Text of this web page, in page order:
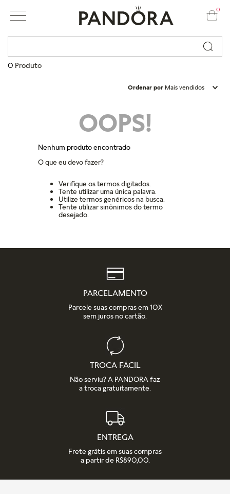
0
Busque por nome ou código...
0 Produto
Ordenar por Mais vendidos
OOPS!
Nenhum produto encontrado
O que eu devo fazer?
Verifique os termos digitados.
Tente utilizar uma única palavra.
Utilize termos genéricos na busca.
Tente utilizar sinônimos do termo
desejado.
PARCELAMENTO
Parcele suas compras em 10X
sem juros no cartão.
TROCA FÁCIL
Não serviu? A PANDORA faz
a troca gratuitamente.
ENTREGA
Frete grátis em suas compras
a partir de R$890,00.